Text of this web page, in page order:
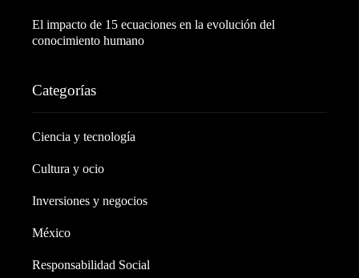
El impacto de 15 ecuaciones en la evolución del
conocimiento humano
Categorías
Ciencia y tecnología
Cultura y ocio
Inversiones y negocios
México
Responsabilidad Social